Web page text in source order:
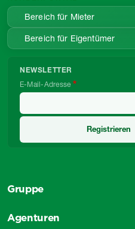
Bereich für Mieter
Bereich für Eigentümer
NEWSLETTER
E-Mail-Adresse
Gruppe
Agenturen